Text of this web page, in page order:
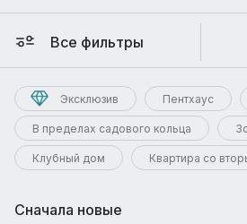
Все фильтры
Эксклюзив Пентхаус
В пределах садового кольца
Клубный дом Квартира со
Сначала новые